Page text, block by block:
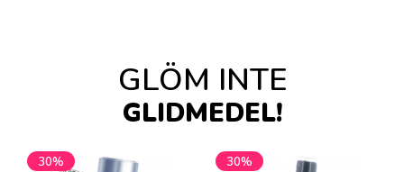
GLÖM INTE
GLIDMEDEL!
30% 30%